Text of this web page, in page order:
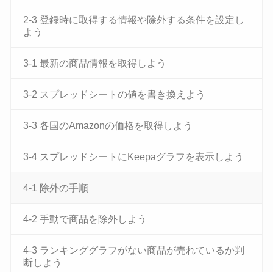
2-3 登録時に取得する情報や除外する条件を設定し
よう
3-1 最新の商品情報を取得しよう
3-2 スプレッドシートの値を書き換えよう
3-3 各国のAmazonの価格を取得しよう
3-4 スプレッドシートにKeepaグラフを表示しよう
4-1 除外の手順
4-2 手動で商品を除外しよう
4-3 ランキンググラフがない商品が売れているか判
断しよう